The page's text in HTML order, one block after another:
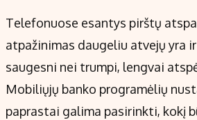
Telefonuose esantys pirštų
atpažinimas daugeliu atvejų yra
saugesni nei trumpi, lengvai
Mobiliųjų banko programėlių
paprastai galima pasirinkti, kokį